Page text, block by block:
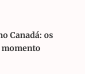
Canadá: os